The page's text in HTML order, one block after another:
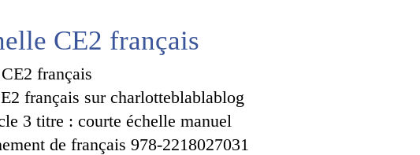
CE2 français
français sur charlotteblablablog
3 titre : courte échelle manuel
de français 978-2218027031